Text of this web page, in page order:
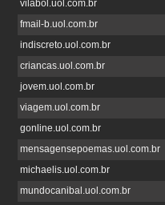
vilabol.uol.com.br
fmail-b.uol.com.br
indiscreto.uol.com.br
criancas.uol.com.br
jovem.uol.com.br
viagem.uol.com.br
gonline.uol.com.br
mensagensepoemas.uol.com.br
michaelis.uol.com.br
mundocanibal.uol.com.br